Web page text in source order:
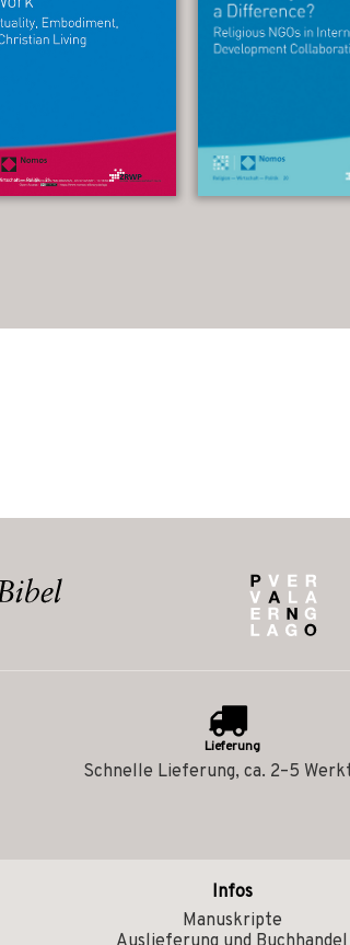
Lieferung
Schnelle Lieferung, ca. 2–5
Infos
Manuskripte